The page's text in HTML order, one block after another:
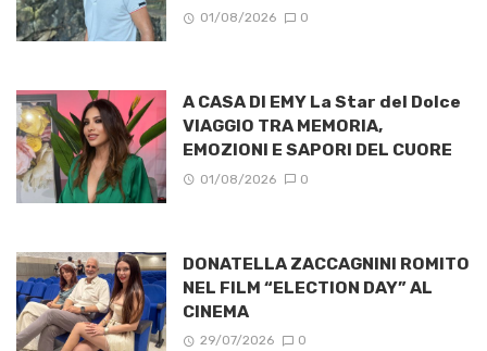
01/08/2026 0
A CASA DI EMY La Star del Dolce
VIAGGIO TRA MEMORIA,
EMOZIONI E SAPORI DEL CUORE
01/08/2026 0
DONATELLA ZACCAGNINI ROMITO
NEL FILM “ELECTION DAY” AL
CINEMA
29/07/2026 0